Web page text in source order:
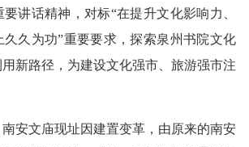
讲话精神，对标“在提升文化影响力、
久久为功”重要要求，探索泉州书院文化
新路径，为建设文化强市、旅游强市注
文庙现址因建置变革，由原来的南安